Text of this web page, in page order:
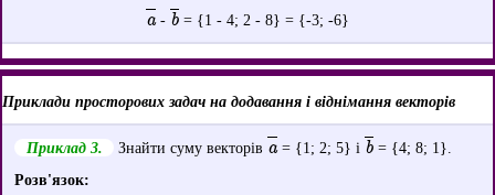
a- b = {1 - 4; 2 - 8} = {-3; -6}
Приклади просторових задач на додавання і віднімання векторів
Приклад 3. Знайти суму векторів a= {1; 2; 5} і b = {4; 8; 1}.
Розв'язок: